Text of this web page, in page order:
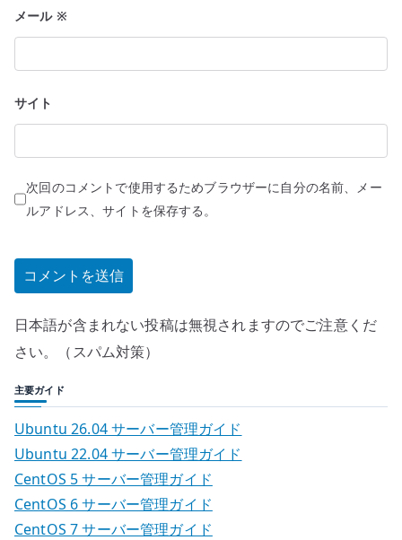
メール ※
サイト
次回のコメントで使用するためブラウザーに自分の名前、メー
ルアドレス、サイトを保存する。
日本語が含まれない投稿は無視されますのでご注意くだ
さい。（スパム対策）
主要ガイド
Ubuntu 26.04 サーバー管理ガイド
Ubuntu 22.04 サーバー管理ガイド
CentOS 5 サーバー管理ガイド
CentOS 6 サーバー管理ガイド
CentOS 7 サーバー管理ガイド